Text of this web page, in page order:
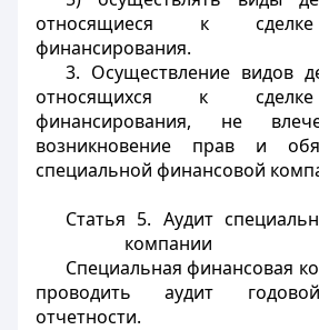
относящиеся к сделке
финансирования.
3. Осуществление видов
относящихся к сделке
финансирования, не
возникновение прав и
специальной финансовой
Статья 5. Аудит
компании
Специальная финансовая
проводить аудит
отчетности.